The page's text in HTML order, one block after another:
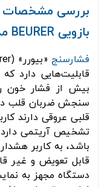
بررسی مشخصات
بازویی BEURER مدل BM27
فشارسنج
قابلیت‌هایی دارد
بیش از فشار خون
سنجش ضربان قلب
تشخیص آریتمی
باشد، به کاربر
قابل تعویض و غیر
دستگاه مجهز به